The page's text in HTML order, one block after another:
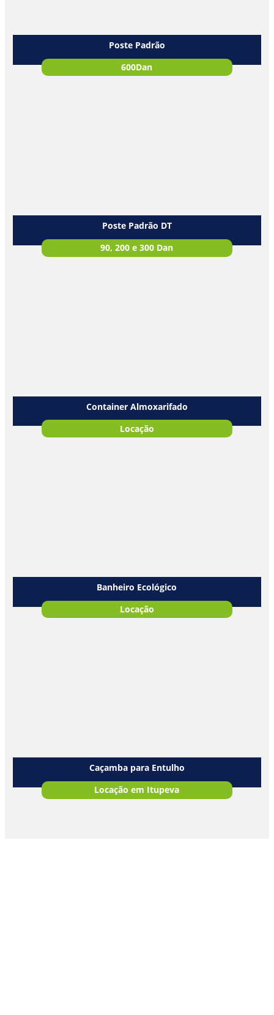
Poste Padrão
600Dan
Poste Padrão DT
90, 200 e 300 Dan
Container Almoxarifado
Locação
Banheiro Ecológico
Locação
Caçamba para Entulho
Locação em Itupeva